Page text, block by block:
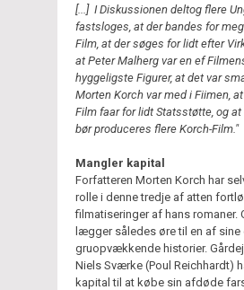
[...] I Diskussionen deltog flere
fastsloges, at der bandes for
Film, at der søges for lidt efter
at Peter Malherg var en ef
hyggeligste Figurer, at det var
Morten Korch var med i Fiimen,
Film faar for lidt Statsstøtte, оg at
bør produceres flere Korch-Film."
Mangler kapital
Forfatteren Morten Korch har
rolle i denne tredje af atten
filmatiseringer af hans romaner.
lægger således øre til en af sine
gruopvækkende historier.
Niels Sværke (Poul Reichhardt)
kapital til at købe sin afdøde